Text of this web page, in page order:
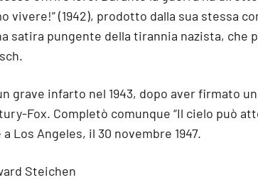
vivere!” (1942), prodotto dalla sua stessa
satira pungente della tirannia nazista, che
grave infarto nel 1943, dopo aver firmato
Fox. Completò comunque “Il cielo può
Los Angeles, il 30 novembre 1947.
Steichen